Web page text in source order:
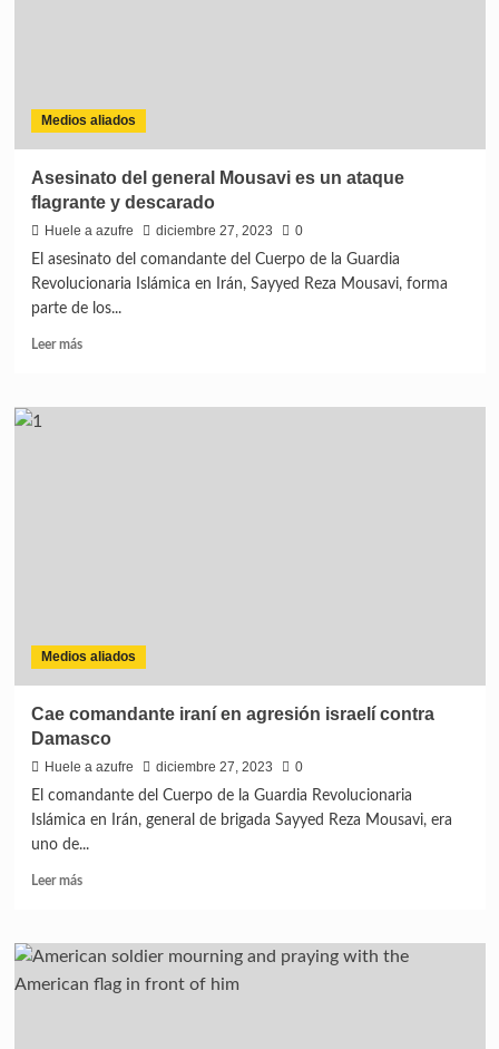
Medios aliados
Asesinato del general Mousavi es un ataque
flagrante y descarado
Huele a azufre diciembre 27, 2023
0
El asesinato del comandante del Cuerpo de la Guardia
Revolucionaria Islámica en Irán, Sayyed Reza Mousavi, forma
parte de los...
Leer más
Medios aliados
Cae comandante iraní en agresión israelí contra
Damasco
Huele a azufre diciembre 27, 2023
0
El comandante del Cuerpo de la Guardia Revolucionaria
Islámica en Irán, general de brigada Sayyed Reza Mousavi, era
uno de...
Leer más